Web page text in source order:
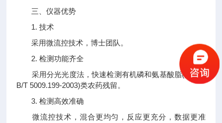
三、仪器优势
1. 技术
采用微流控技术，博士团队。
2. 检测功能齐全
采用分光光度法，快速检测有机磷和氨基酸脂(国标G
B/T 5009.199-2003)类农药残留。
3. 检测高效准确
微流控技术，混合更均匀，反应更充分，数据更准